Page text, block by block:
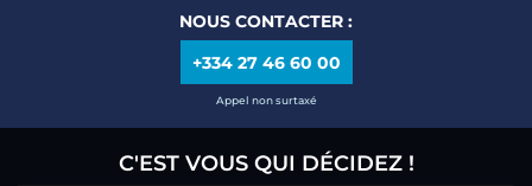
NOUS CONTACTER :
+334 27 46 60 00
Appel non surtaxé
C'EST VOUS QUI DÉCIDEZ !